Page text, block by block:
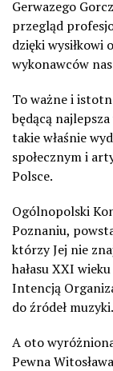
Gerwazego
przegląd
dzięki wysiłkowi
wykonawców
To ważne i
będącą
takie właśnie
społecznym i
Polsce.
Ogólnopolski
Poznaniu,
którzy Jej nie
hałasu XXI
Intencją
do źródeł muzyki.
A oto
Pewna